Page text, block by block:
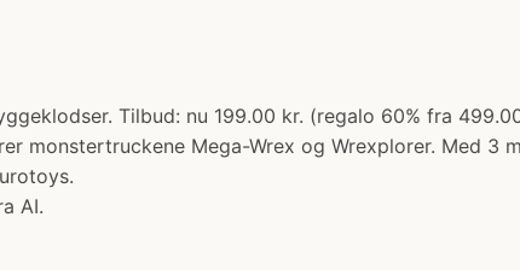
Tilbud: nu 199.00 kr. (regalo 60% fra
monstertruckene Mega-Wrex og Wrexplorer. Med 3
AI.